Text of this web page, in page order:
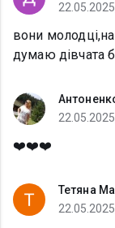
вони
думаю дівчата
❤️❤️❤️
Тетяна